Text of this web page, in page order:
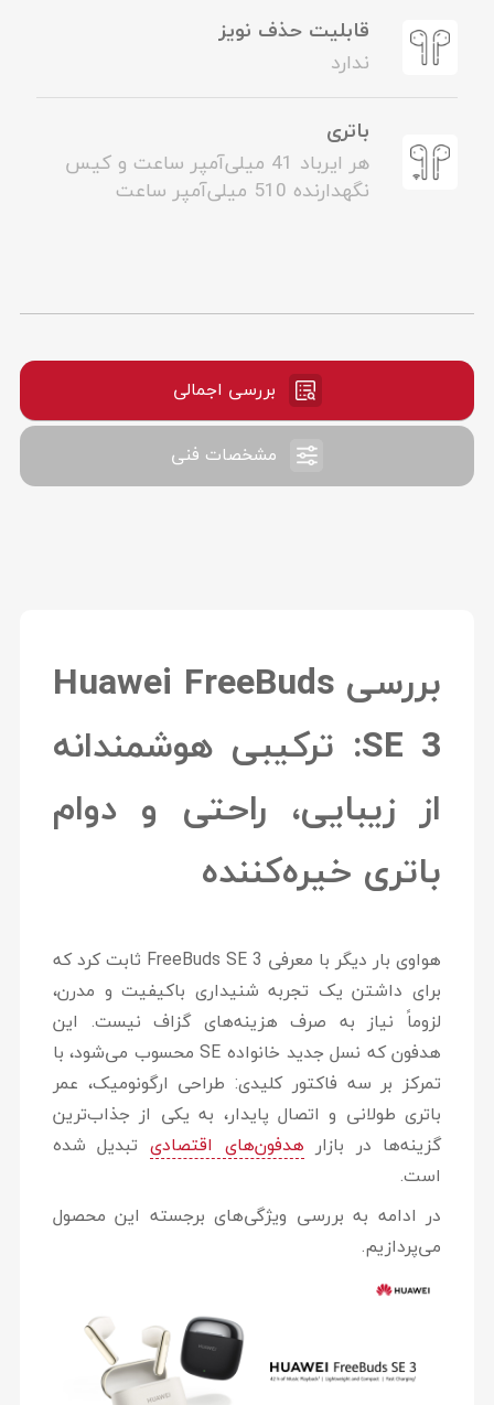
قابلیت حذف نویز
ندارد
باتری
هر ایرباد 41 میلی‌آمپر ساعت و کیس
نگهدارنده 510 میلی‌آمپر ساعت
بررسی اجمالی
مشخصات فنی
بررسی Huawei FreeBuds
SE 3: ترکیبی هوشمندانه
از زیبایی، راحتی و دوام
باتری خیره‌کننده
هواوی بار دیگر با معرفی FreeBuds SE 3 ثابت کرد که
برای داشتن یک تجربه شنیداری باکیفیت و مدرن،
لزوماً نیاز به صرف هزینه‌های گزاف نیست. این
هدفون که نسل جدید خانواده SE محسوب می‌شود، با
تمرکز بر سه فاکتور کلیدی: طراحی ارگونومیک، عمر
باتری طولانی و اتصال پایدار، به یکی از جذاب‌ترین
گزینه‌ها در بازار هدفون‌های اقتصادی تبدیل شده
است.
در ادامه به بررسی ویژگی‌های برجسته این محصول
می‌پردازیم.